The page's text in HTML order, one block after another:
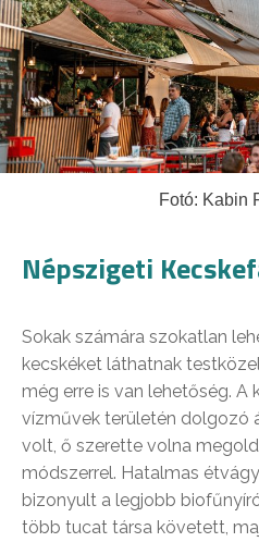
Fotó: Kabin
Népszigeti
Sokak számára szokatlan
kecskéket láthatnak
még erre is van lehetőség. A
vízművek területén dolgozó
volt, ő szerette volna
módszerrel. Hatalmas
bizonyult a legjobb
több tucat társa követett,